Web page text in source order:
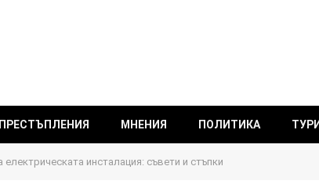
ПРЕСТЪПЛЕНИЯ МНЕНИЯ ПОЛИТИКА
инсталация: съвети и стъпки